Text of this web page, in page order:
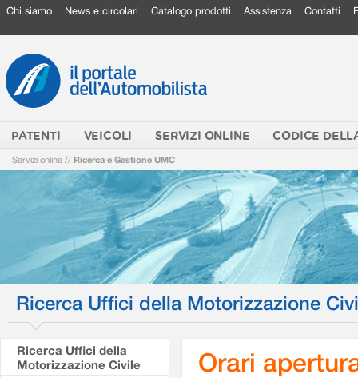
Chi siamo News e circolari Catalogo prodotti Assistenza Contatti
PATENTI VEICOLI SERVIZI ONLINE CODICE
Servizi online // Ricerca e Gestione UMC
Ricerca Uffici della Motorizzazione
Ricerca Uffici della
Motorizzazione Civile
Orari